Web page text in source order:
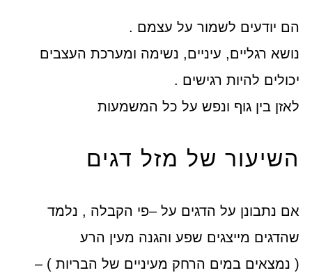
הם יודעים לשמור על עצמם .
נושא רגליים, עיניים, נשימה ומערכת העצבים
יכולים להיות רגישים .
לאזן בין גוף ונפש על כל המשמעות
השיעור של מזל דגים
אם נתבונן על הדגים על –פי הקבלה , נלמד
שהדגים מייצגים שפע והגנה מעין הרע
( נמצאים במים הרחק מעיניים של הבריות ) –